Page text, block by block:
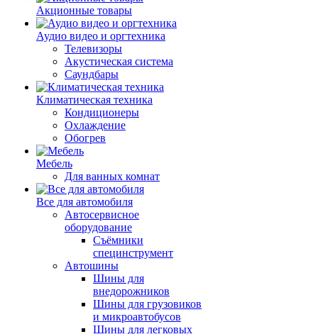
Акционные товары
Аудио видео и оргтехника
Телевизоры
Акустическая система
Саундбары
Климатическая техника
Кондиционеры
Охлаждение
Обогрев
Мебель
Для ванных комнат
Все для автомобиля
Автосервисное
оборудование
Съёмники
специнструмент
Автошины
Шины для
внедорожников
Шины для грузовиков
и микроавтобусов
Шины для легковых